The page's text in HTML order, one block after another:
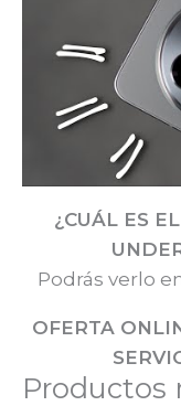
¿CUÁL ES
Podrás verlo
OFERTA
Productos